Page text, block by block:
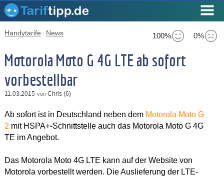
100% 0%
Handytarife : News
Motorola Moto G 4G LTE ab sofort
vorbestellbar
11.03.2015 von Chris (6)
Ab sofort ist in Deutschland neben dem Motorola Moto G
2 mit HSPA+-Schnittstelle auch das Motorola Moto G 4G
TE im Angebot.
Das Motorola Moto 4G LTE kann auf der Website von
Motorola vorbestellt werden. Die Auslieferung der LTE-